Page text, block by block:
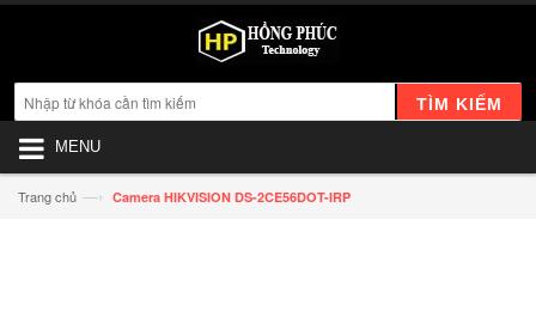
TÌM KIẾM
MENU
Trang chủ —› Camera HIKVISION DS-2CE56DOT-IRP